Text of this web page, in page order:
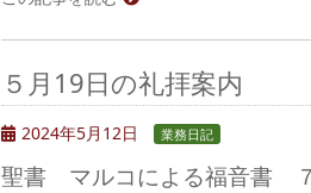
５月19日の礼拝案内
2024年5月12日 業務日記
聖書 マルコによる福音書